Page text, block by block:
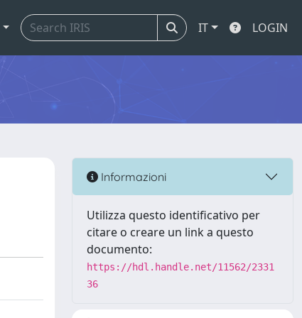
IT LOGIN
Informazioni
Utilizza questo identificativo per
citare o creare un link a questo
documento:
https://hdl.handle.net/11562/2331
36